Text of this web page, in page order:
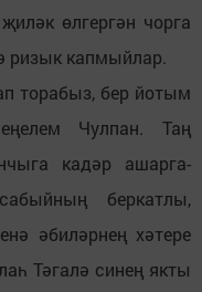
өлгергән чорга
ризык капмыйлар.
торабыз, бер йотым
Чулпан. Таң
кадәр ашарга-
беркатлы,
әбиләрнең хәтере
Тәгалә синең якты